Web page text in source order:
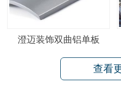
澄迈装饰双曲铝单板
查看